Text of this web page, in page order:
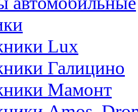
Lux
Галицино
Мамонт